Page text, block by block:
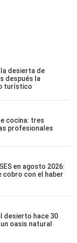
desierta de
después la
turístico
cocina: tres
profesionales
en agosto 2026:
con el haber
desierto hace 30
oasis natural